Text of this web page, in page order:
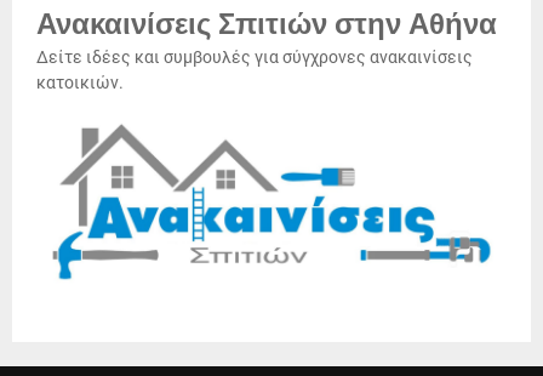
Ανακαινίσεις Σπιτιών στην Αθήνα
Δείτε ιδέες και συμβουλές για σύγχρονες ανακαινίσεις
κατοικιών.